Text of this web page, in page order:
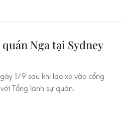
Nga tại Sydney​
1/9 sau khi lao xe vào cổng
Tổng lãnh sự quán.